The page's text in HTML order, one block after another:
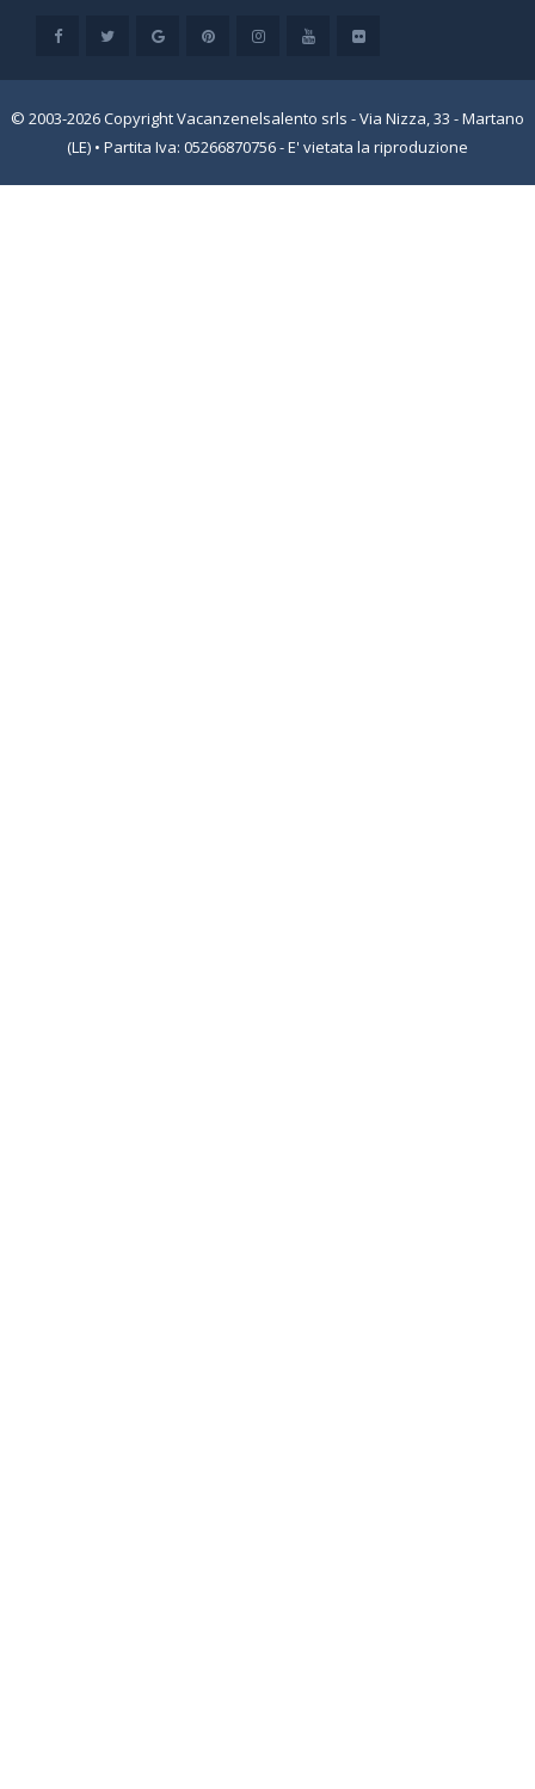
© 2003-2026 Copyright Vacanzenelsalento srls - Via Nizza, 33 - Martano
(LE) • Partita Iva: 05266870756 - E' vietata la riproduzione